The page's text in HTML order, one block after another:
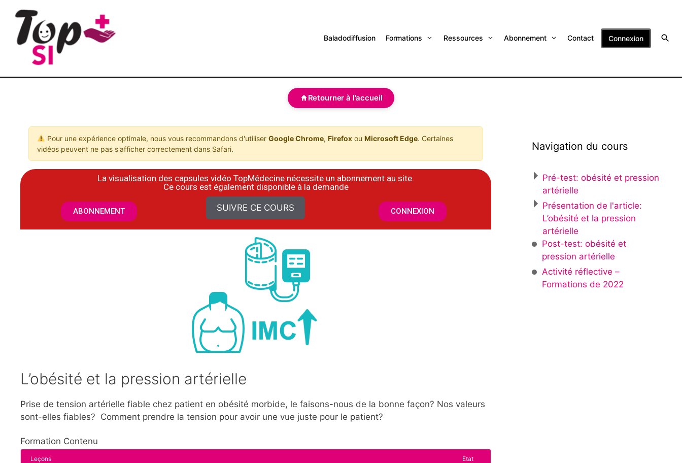
Baladodiffusion Formations Ressources Abonnement Contact Connexion
Retourner à l'accueil
Pour une expérience optimale, nous vous recommandons d'utiliser Google Chrome, Firefoxou Microsoft Edge. Certaines
vidéos peuvent ne pas s'afficher correctement dans Safari.
La visualisation des capsules vidéo TopMédecine nécessite un abonnement au site.
​Ce cours est également disponible à la demande
ABONNEMENT SUIVRE CE COURS CONNEXION
L’obésité et la pression artérielle
Prise de tension artérielle fiable chez patient en obésité morbide, le faisons-nous de la bonne façon? Nos valeurs
sont-elles fiables? Comment prendre la tension pour avoir une vue juste pour le patient?
Formation Contenu
Leçons Etat
Navigation du cours
Pré-test: obésité et pression
artérielle
Présentation de l'article:
L’obésité et la pression
artérielle
Post-test: obésité et
pression artérielle
Activité réflective –
Formations de 2022